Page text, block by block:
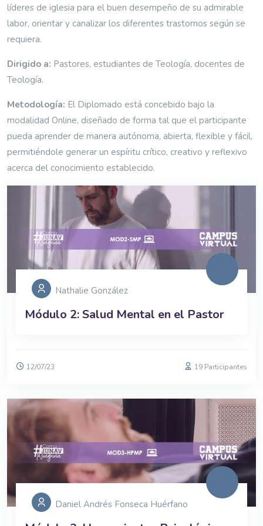
líderes de iglesia para el buen desempeño de su admirable
labor, orientar y canalizar los diferentes trastornos según se
requiera.
Dirigido a: Pastores, estudiantes de Teología, docentes de
Teología.
Metodología: El Diplomado está concebido bajo la
modalidad Online, diseñado de forma tal que el participante
pueda aprender de manera autónoma, abierta, flexible y fácil,
permitiéndole generar un espíritu crítico, creativo y reflexivo
acerca del conocimiento establecido.
Nathalie González
Módulo 2: Salud Mental en el Pastor
12/07/23 19 Participantes
Daniel Andrés Fonseca Huérfano